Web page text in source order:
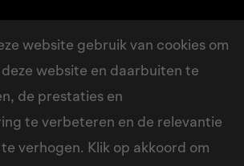
website gebruik van cookies om
website en daarbuiten te
de prestaties en
te verbeteren en de relevantie
verhogen. Klik op akkoord om